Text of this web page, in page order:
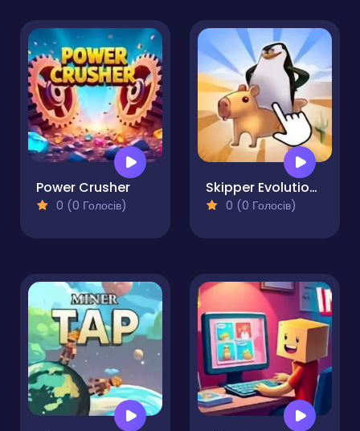
Power Crusher
0 (0 Голосів)
Skipper Evolution of the Clicker
0 (0 Голосів)